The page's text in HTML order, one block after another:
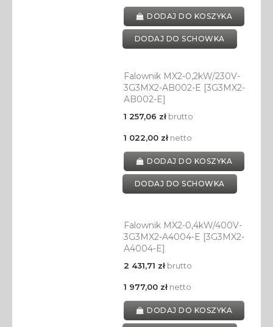
DODAJ DO KOSZYKA
DODAJ DO SCHOWKA
Falownik MX2-0,2kW/230V-
3G3MX2-AB002-E [3G3MX2-
AB002-E]
1 257,06 złbrutto
1 022,00 złnetto
DODAJ DO KOSZYKA
DODAJ DO SCHOWKA
Falownik MX2-0,4kW/400V-
3G3MX2-A4004-E [3G3MX2-
A4004-E]
2 431,71 złbrutto
1 977,00 złnetto
DODAJ DO KOSZYKA